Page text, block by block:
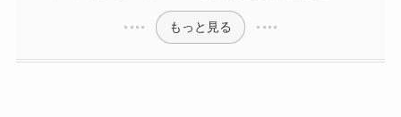
もっと見る